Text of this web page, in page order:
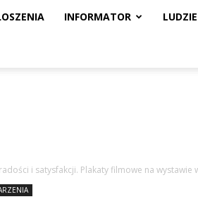
INFORMATOR LUDZIE
i satysfakcji. Plakaty filmowe na wystawie